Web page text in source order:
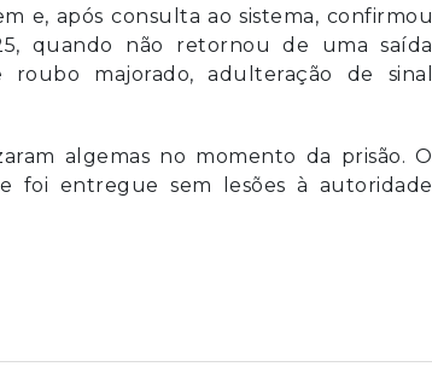
e, após consulta ao sistema, confirmou
quando não retornou de uma saída
majorado, adulteração de sinal
algemas no momento da prisão. O
foi entregue sem lesões à autoridade